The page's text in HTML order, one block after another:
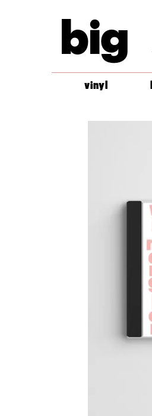
big
vinyl